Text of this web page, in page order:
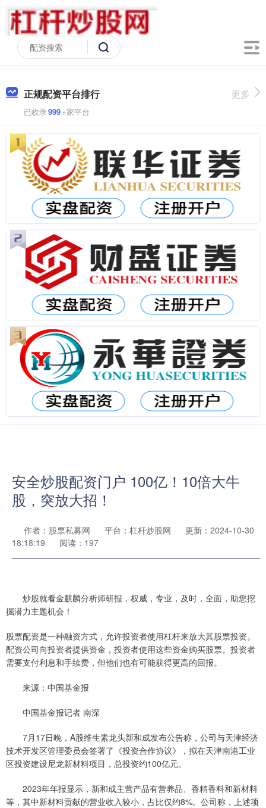
正规配资平台排行
已收录999+家平台
更多
安全炒股配资门户 100亿！10倍大牛
股，突放大招！
作者：股票私募网 平台：杠杆炒股网
更新：2024-10-30
18:18:19
阅读：197
炒股就看金麒麟分析师研报，权威，专业，及时，全面，助您挖
掘潜力主题机会！
股票配资是一种融资方式，允许投资者使用杠杆来放大其股票投资。
配资公司向投资者提供资金，投资者使用这些资金购买股票。投资者
需要支付利息和手续费，但他们也有可能获得更高的回报。
来源：中国基金报
中国基金报记者 南深
7月17日晚，A股维生素龙头新和成发布公告称，公司与天津经济
技术开发区管理委员会签署了《投资合作协议》，拟在天津南港工业
区投资建设尼龙新材料项目，总投资约100亿元。
2023年年报显示，新和成主营产品有营养品、香精香料和新材料
等，其中新材料贡献的营业收入较小，占比仅约8%。公司称，上述项